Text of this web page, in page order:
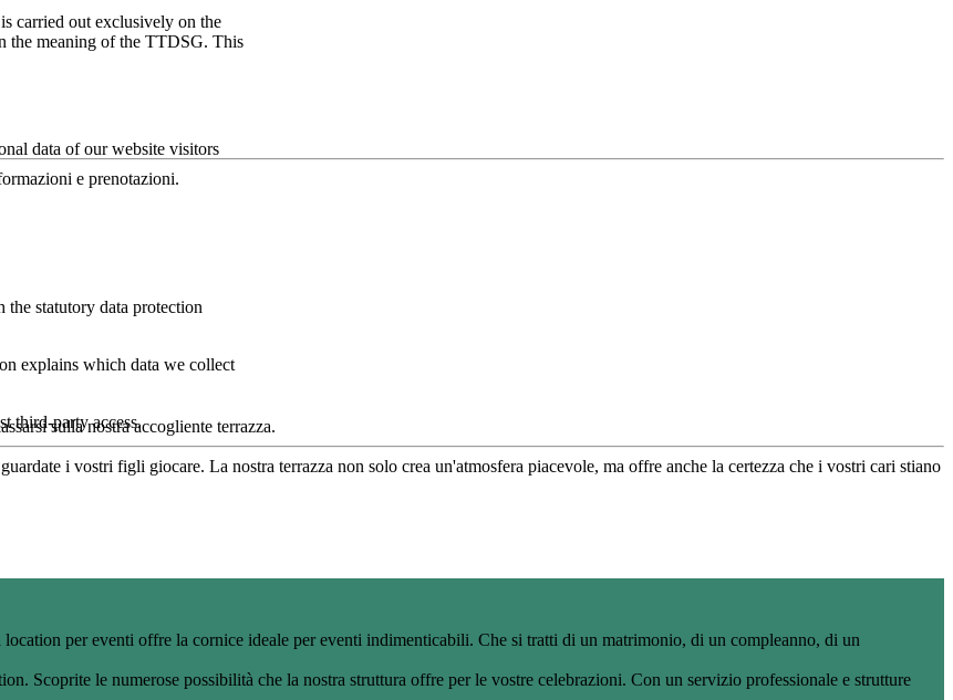
e prenotazioni.
sulla nostra accogliente terrazza.
i vostri figli giocare. La nostra terrazza non solo crea un'atmosfera piacevole, ma offre anche la certezza che i vostri cari stiano
location per eventi offre la cornice ideale per eventi indimenticabili. Che si tratti di un matrimonio, di un compleanno, di un
Scoprite le numerose possibilità che la nostra struttura offre per le vostre celebrazioni. Con un servizio professionale e strutture
carried out exclusively on the
the meaning of the TTDSG. This
data of our website visitors
the statutory data protection
explains which data we collect
third-party access.